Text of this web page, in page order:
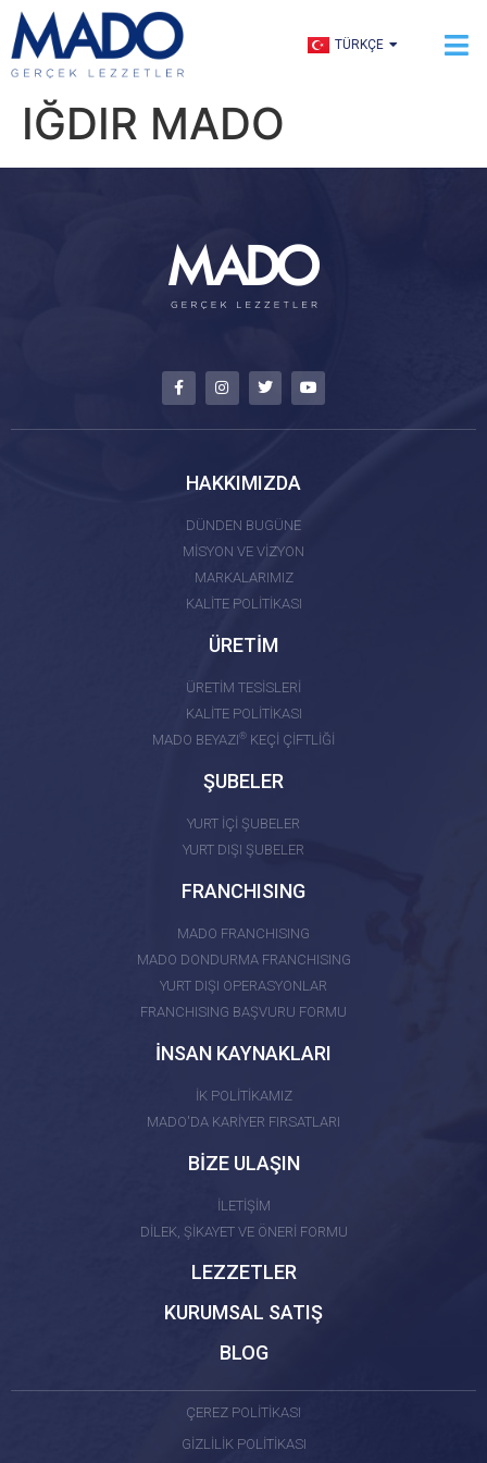
TÜRKÇE
العربية
IĞDIR MADO
HAKKIMIZDA
DÜNDEN BUGÜNE
MİSYON VE VİZYON
MARKALARIMIZ
KALİTE POLİTİKASI
ÜRETİM
ÜRETİM TESİSLERİ
KALİTE POLİTİKASI
MADO BEYAZI® KEÇİ ÇİFTLİĞİ
ŞUBELER
YURT İÇİ ŞUBELER
YURT DIŞI ŞUBELER
FRANCHISING
MADO FRANCHISING
MADO DONDURMA FRANCHISING
YURT DIŞI OPERASYONLAR
FRANCHISING BAŞVURU FORMU
İNSAN KAYNAKLARI
İK POLİTİKAMIZ
MADO'DA KARİYER FIRSATLARI
BİZE ULAŞIN
İLETİŞİM
DİLEK, ŞİKAYET VE ÖNERİ FORMU
LEZZETLER
KURUMSAL SATIŞ
BLOG
ÇEREZ POLİTİKASI
GİZLİLİK POLİTİKASI